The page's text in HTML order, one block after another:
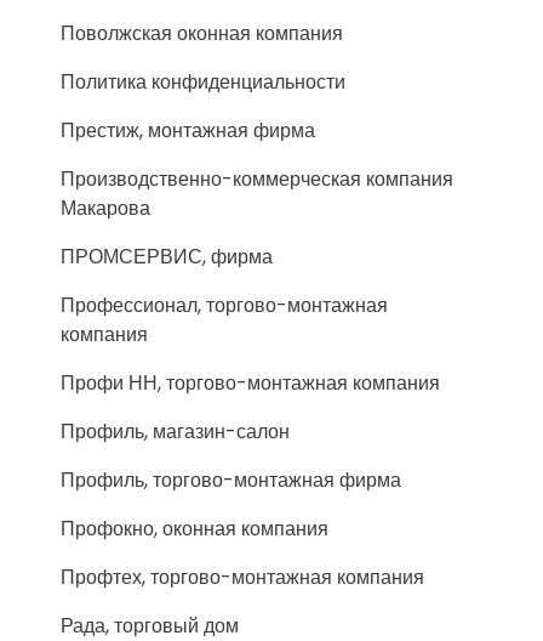
Поволжская оконная компания
Политика конфиденциальности
Престиж, монтажная фирма
Производственно-коммерческая компания
Макарова
ПРОМСЕРВИС, фирма
Профессионал, торгово-монтажная
компания
Профи НН, торгово-монтажная компания
Профиль, магазин-салон
Профиль, торгово-монтажная фирма
Профокно, оконная компания
Профтех, торгово-монтажная компания
Рада, торговый дом